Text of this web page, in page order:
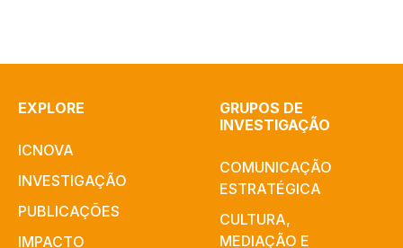
EXPLORE
ICNOVA
INVESTIGAÇÃO
PUBLICAÇÕES
IMPACTO
GRUPOS DE
INVESTIGAÇÃO
COMUNICAÇÃO
ESTRATÉGICA
CULTURA,
MEDIAÇÃO E